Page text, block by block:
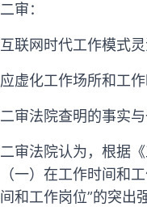
二审：
互联网时代工作模式
应虚化工作场所和工
二审法院查明的事实
二审法院认为，根据
（一）在工作时间和
间和工作岗位”的突出